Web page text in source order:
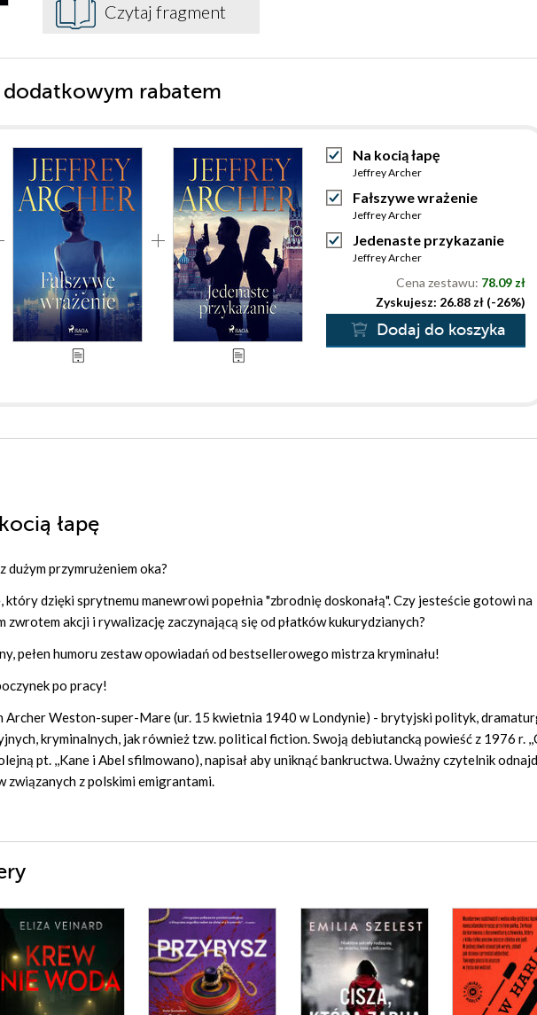
Czytaj fragment
dodatkowym rabatem
Na kocią łapę
Jeffrey Archer
Fałszywe wrażenie
Jeffrey Archer
Jedenaste przykazanie
Jeffrey Archer
Cena zestawu: 78.09 zł
Zyskujesz: 26.88 zł (-26%)
Dodaj do koszyka
łapę
dużym przymrużeniem oka?
który dzięki sprytnemu manewrowi popełnia "zbrodnię doskonałą". Czy jesteście gotowi na
zwrotem akcji i rywalizację zaczynającą się od płatków kukurydzianych?
pełen humoru zestaw opowiadań od bestsellerowego mistrza kryminału!
po pracy!
Archer Weston-super-Mare (ur. 15 kwietnia 1940 w Londynie) - brytyjski polityk,
kryminalnych, jak również tzw. political fiction. Swoją debiutancką powieść z 1976 r.
pt. ,,Kane i Abel sfilmowano), napisał aby uniknąć bankructwa. Uważny czytelnik
z polskimi emigrantami.